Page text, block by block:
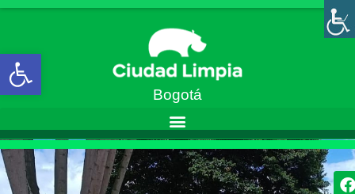
Abrir barra de herramientas
Bogotá